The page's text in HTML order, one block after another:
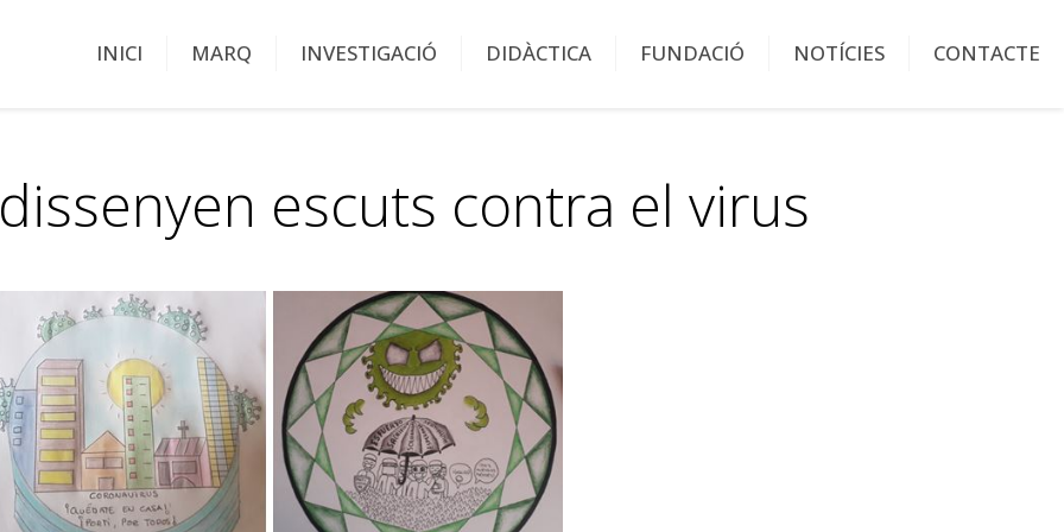
INICI MARQ INVESTIGACIÓ DIDÀCTICA FUNDACIÓ NOTÍCIES CONTACTE
escuts contra el virus